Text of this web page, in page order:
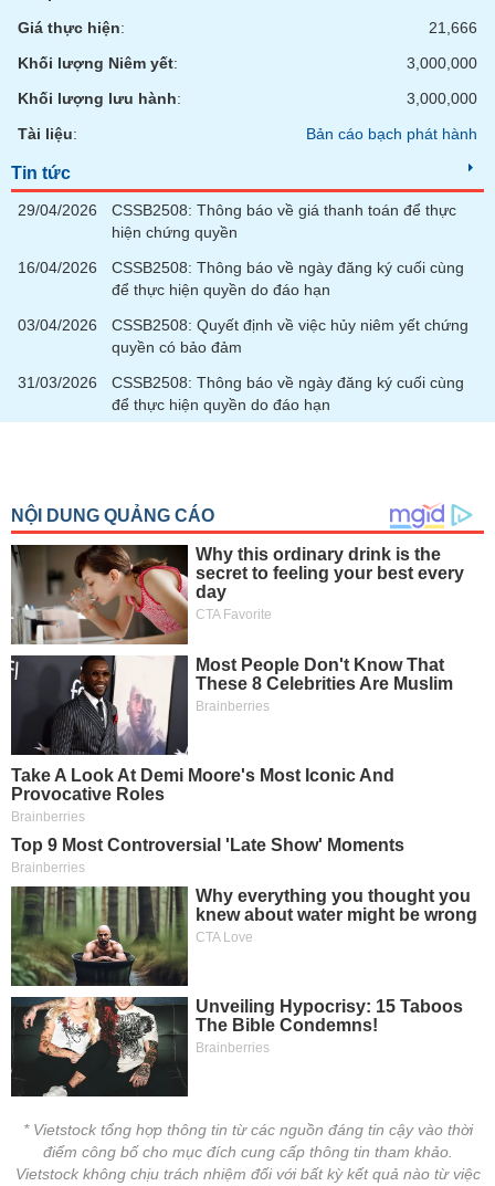
Giá thực hiện:
21,666
Khối lượng Niêm yết:
3,000,000
Khối lượng lưu hành:
3,000,000
Tài liệu: Bản cáo bạch phát hành
Tin tức
29/04/2026
CSSB2508: Thông báo về giá thanh toán để thực
hiện chứng quyền
16/04/2026
CSSB2508: Thông báo về ngày đăng ký cuối cùng
để thực hiện quyền do đáo hạn
03/04/2026
CSSB2508: Quyết định về việc hủy niêm yết chứng
quyền có bảo đảm
31/03/2026
CSSB2508: Thông báo về ngày đăng ký cuối cùng
để thực hiện quyền do đáo hạn
* Vietstock tổng hợp thông tin từ các nguồn đáng tin cậy vào thời
điểm công bố cho mục đích cung cấp thông tin tham khảo.
Vietstock không chịu trách nhiệm đối với bất kỳ kết quả nào từ việc